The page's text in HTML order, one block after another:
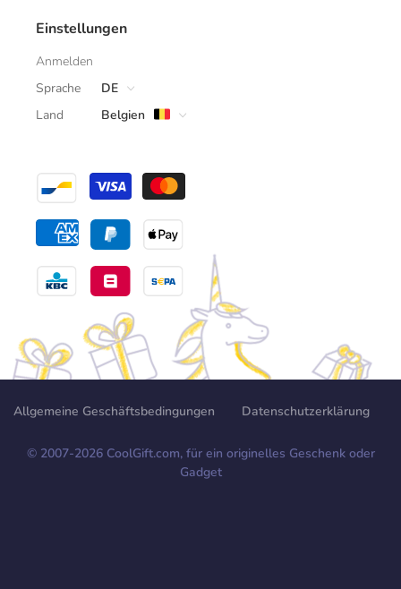
Einstellungen
Anmelden
Sprache
DE
Land
Belgien
Allgemeine Geschäftsbedingungen Datenschutzerklärung
© 2007-2026CoolGift.com, für ein originelles Geschenk oder
Gadget